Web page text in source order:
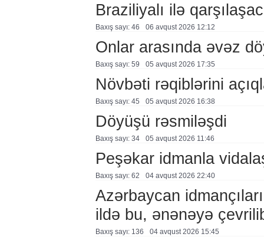
Braziliyalı ilə
Baxış sayı: 46 06 avqust 2026 12:12
Onlar arasında əvəz
Baxış sayı: 59 05 avqust 2026 17:35
Növbəti rəqiblərini
Baxış sayı: 45 05 avqust 2026 16:38
Döyüşü rəsmiləşdi
Baxış sayı: 34 05 avqust 2026 11:46
Peşəkar idmanla
Baxış sayı: 62 04 avqust 2026 22:40
Azərbaycan
ildə bu, ənənəyə
Baxış sayı: 136 04 avqust 2026 15:45